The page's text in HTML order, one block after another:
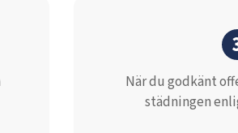
När du godkänt
städningen